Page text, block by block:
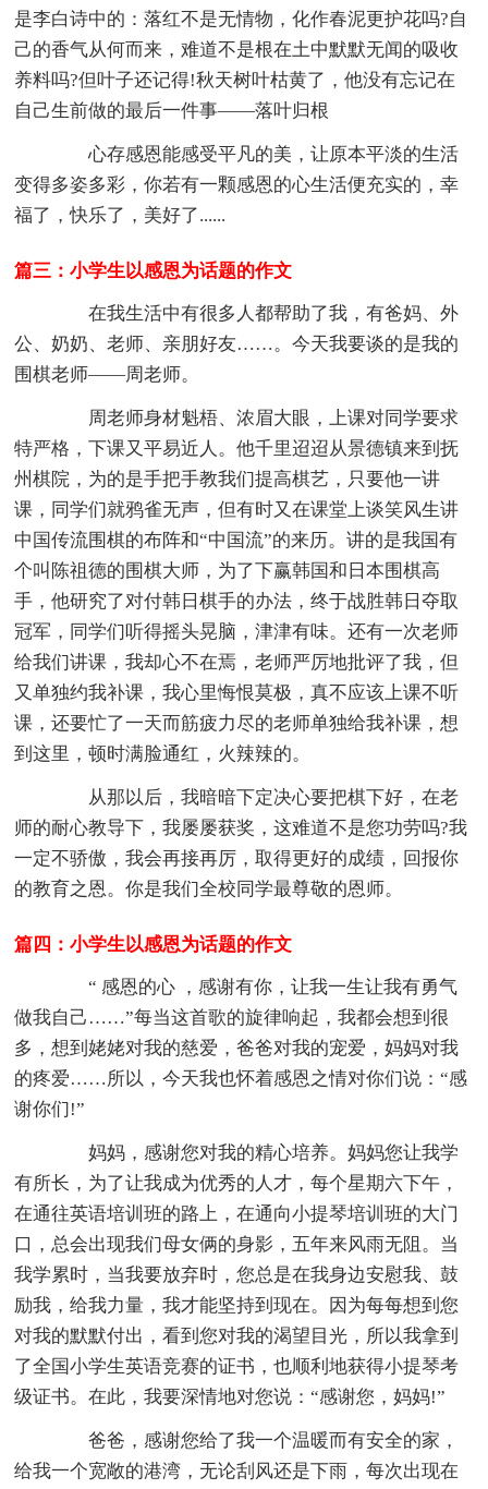
是李白诗中的：落红不是无情物，化作春泥更护花吗?自
己的香气从何而来，难道不是根在土中默默无闻的吸收
养料吗?但叶子还记得!秋天树叶枯黄了，他没有忘记在
自己生前做的最后一件事——落叶归根
心存感恩能感受平凡的美，让原本平淡的生活
变得多姿多彩，你若有一颗感恩的心生活便充实的，幸
福了，快乐了，美好了......
篇三：小学生以感恩为话题的作文
在我生活中有很多人都帮助了我，有爸妈、外
公、奶奶、老师、亲朋好友……。今天我要谈的是我的
围棋老师——周老师。
周老师身材魁梧、浓眉大眼，上课对同学要求
特严格，下课又平易近人。他千里迢迢从景德镇来到抚
州棋院，为的是手把手教我们提高棋艺，只要他一讲
课，同学们就鸦雀无声，但有时又在课堂上谈笑风生讲
中国传流围棋的布阵和“中国流”的来历。讲的是我国有
个叫陈祖德的围棋大师，为了下赢韩国和日本围棋高
手，他研究了对付韩日棋手的办法，终于战胜韩日夺取
冠军，同学们听得摇头晃脑，津津有味。还有一次老师
给我们讲课，我却心不在焉，老师严厉地批评了我，但
又单独约我补课，我心里悔恨莫极，真不应该上课不听
课，还要忙了一天而筋疲力尽的老师单独给我补课，想
到这里，顿时满脸通红，火辣辣的。
从那以后，我暗暗下定决心要把棋下好，在老
师的耐心教导下，我屡屡获奖，这难道不是您功劳吗?我
一定不骄傲，我会再接再厉，取得更好的成绩，回报你
的教育之恩。你是我们全校同学最尊敬的恩师。
篇四：小学生以感恩为话题的作文
“ 感恩的心 ，感谢有你，让我一生让我有勇气
做我自己……”每当这首歌的旋律响起，我都会想到很
多，想到姥姥对我的慈爱，爸爸对我的宠爱，妈妈对我
的疼爱……所以，今天我也怀着感恩之情对你们说：“感
谢你们!”
妈妈，感谢您对我的精心培养。妈妈您让我学
有所长，为了让我成为优秀的人才，每个星期六下午，
在通往英语培训班的路上，在通向小提琴培训班的大门
口，总会出现我们母女俩的身影，五年来风雨无阻。当
我学累时，当我要放弃时，您总是在我身边安慰我、鼓
励我，给我力量，我才能坚持到现在。因为每每想到您
对我的默默付出，看到您对我的渴望目光，所以我拿到
了全国小学生英语竞赛的证书，也顺利地获得小提琴考
级证书。在此，我要深情地对您说：“感谢您，妈妈!”
爸爸，感谢您给了我一个温暖而有安全的家，
给我一个宽敞的港湾，无论刮风还是下雨，每次出现在